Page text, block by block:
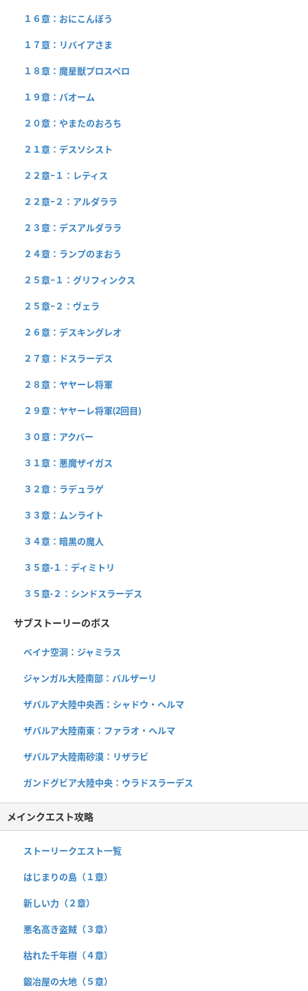
１６章：おにこんぼう
１７章：リバイアさま
１８章：魔星獣プロスペロ
１９章：パオーム
２０章：やまたのおろち
２１章：デスソシスト
２２章−１：レティス
２２章−２：アルダララ
２３章：デスアルダララ
２４章：ランプのまおう
２５章−１：グリフィンクス
２５章−２：ヴェラ
２６章：デスキングレオ
２７章：ドスラーデス
２８章：ヤヤーレ将軍
２９章：ヤヤーレ将軍(2回目)
３０章：アクバー
３１章：悪魔ザイガス
３２章：ラデュラゲ
３３章：ムンライト
３４章：暗黒の魔人
３５章-１：ディミトリ
３５章-２：シンドスラーデス
サブストーリーのボス
ベイナ空洞：ジャミラス
ジャンガル大陸南部：バルザーリ
ザバルア大陸中央西：シャドウ・ヘルマ
ザバルア大陸南東：ファラオ・ヘルマ
ザバルア大陸南砂漠：リザラビ
ガンドグビア大陸中央：ウラドスラーデス
メインクエスト攻略
ストーリークエスト一覧
はじまりの島（１章）
新しい力（２章）
悪名高き盗賊（３章）
枯れた千年樹（４章）
鍛冶屋の大地（５章）